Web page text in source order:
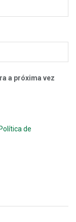
a próxima vez
Política de